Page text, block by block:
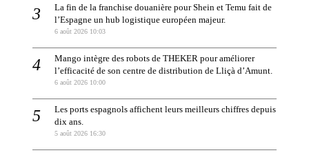
La fin de la franchise douanière pour Shein et Temu fait de
l’Espagne un hub logistique européen majeur.
6 août 2026 10:03
Mango intègre des robots de THEKER pour améliorer
l’efficacité de son centre de distribution de Lliçà d’Amunt.
6 août 2026 10:00
Les ports espagnols affichent leurs meilleurs chiffres depuis
dix ans.
5 août 2026 16:30